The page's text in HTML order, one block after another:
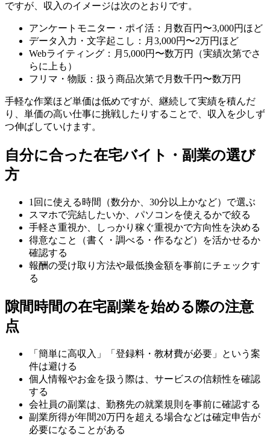
ですが、収入のイメージは次のとおりです。
アンケートモニター・ポイ活：月数百円〜3,000円ほど
データ入力・文字起こし：月3,000円〜2万円ほど
Webライティング：月5,000円〜数万円（実績次第でさ
らに上も）
フリマ・物販：扱う商品次第で月数千円〜数万円
手軽な作業ほど単価は低めですが、継続して実績を積んだ
り、単価の高い仕事に挑戦したりすることで、収入を少しず
つ伸ばしていけます。
自分に合った在宅バイト・副業の選び
方
1回に使える時間（数分か、30分以上かなど）で選ぶ
スマホで完結したいか、パソコンを使えるかで絞る
手軽さ重視か、しっかり稼ぐ重視かで方向性を決める
得意なこと（書く・調べる・作るなど）を活かせるか
確認する
報酬の受け取り方法や最低換金額を事前にチェックす
る
隙間時間の在宅副業を始める際の注意
点
「簡単に高収入」「登録料・教材費が必要」という案
件は避ける
個人情報やお金を扱う際は、サービスの信頼性を確認
する
会社員の副業は、勤務先の就業規則を事前に確認する
副業所得が年間20万円を超える場合などは確定申告が
必要になることがある